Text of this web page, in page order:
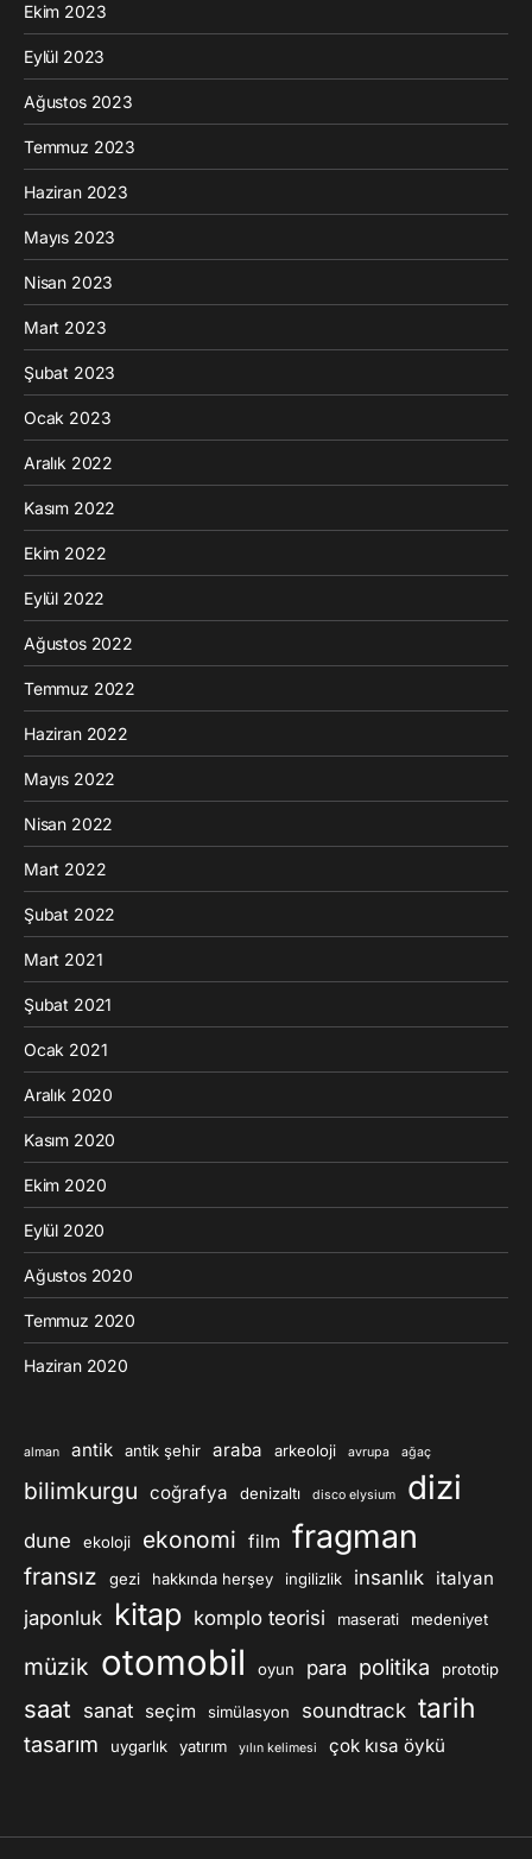
Ekim 2023
Eylül 2023
Ağustos 2023
Temmuz 2023
Haziran 2023
Mayıs 2023
Nisan 2023
Mart 2023
Şubat 2023
Ocak 2023
Aralık 2022
Kasım 2022
Ekim 2022
Eylül 2022
Ağustos 2022
Temmuz 2022
Haziran 2022
Mayıs 2022
Nisan 2022
Mart 2022
Şubat 2022
Mart 2021
Şubat 2021
Ocak 2021
Aralık 2020
Kasım 2020
Ekim 2020
Eylül 2020
Ağustos 2020
Temmuz 2020
Haziran 2020
alman antik antik şehir araba arkeoloji avrupa ağaç
bilimkurgu coğrafya denizaltı disco elysium dizi
dune ekoloji ekonomi film fragman
fransız gezi hakkında herşey ingilizlik insanlık italyan
japonluk kitap komplo teorisi maserati medeniyet
müzik otomobil oyun para politika prototip
saat sanat seçim simülasyon soundtrack tarih
tasarım uygarlık yatırım yılın kelimesi çok kısa öykü